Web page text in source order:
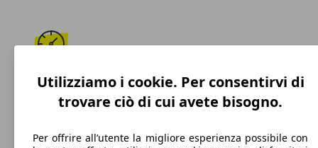
192 km/h
Velocità massima
Utilizziamo i cookie. Per consentirvi di
trovare ciò di cui avete bisogno.
Per offrire all’utente la migliore esperienza possibile con